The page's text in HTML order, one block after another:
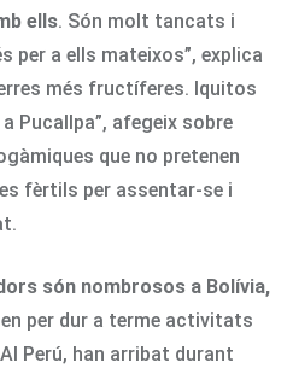
ells. Són molt tancats i
per a ells mateixos”, explica
més fructíferes. Iquitos
Pucallpa”, afegeix sobre
que no pretenen
fèrtils per assentar-se i
són nombrosos a Bolívia,
per dur a terme activitats
Perú, han arribat durant